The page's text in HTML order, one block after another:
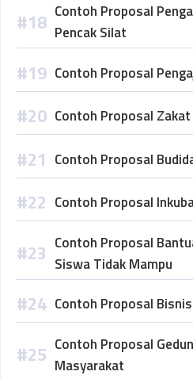
Contoh Proposal
Pencak Silat
Contoh Proposal
Contoh Proposal
Contoh Proposal
Contoh Proposal
Contoh Proposal
Siswa Tidak Mampu
Contoh Proposal
Contoh Proposal
Masyarakat